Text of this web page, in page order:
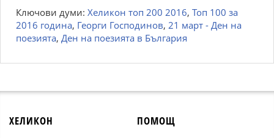
Ключови думи: Хеликон топ 200 2016, Топ 100 за
2016 година, Георги Господинов, 21 март - Ден на
поезията, Ден на поезията в България
ХЕЛИКОН ПОМОЩ